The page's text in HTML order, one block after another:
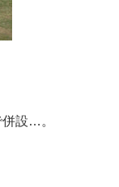
設…。